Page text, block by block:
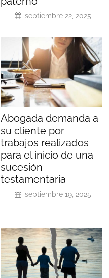
septiembre 22, 2025
Abogada demanda a
su cliente por
trabajos realizados
para el inicio de una
sucesión
testamentaria
septiembre 19, 2025